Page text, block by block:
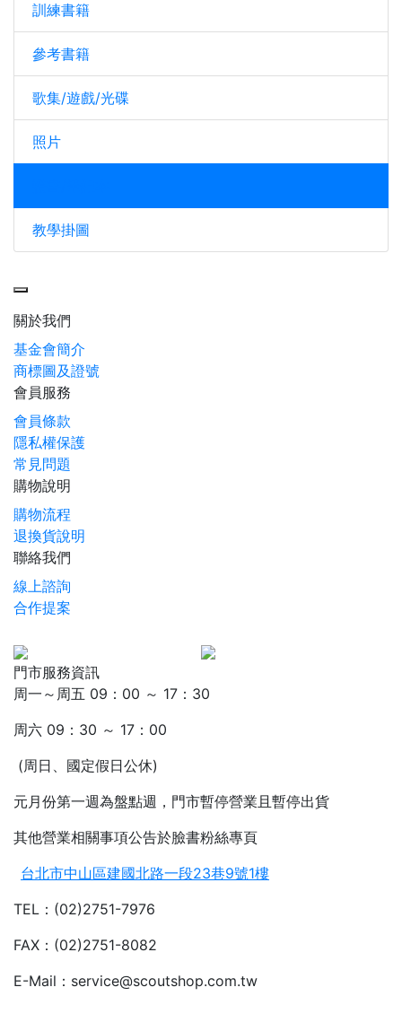
訓練書籍
參考書籍
歌集/遊戲/光碟
照片
教學掛圖
關於我們
基金會簡介
商標圖及證號
會員服務
會員條款
隱私權保護
常見問題
購物說明
購物流程
退換貨說明
聯絡我們
線上諮詢
合作提案
門市服務資訊
周一～周五 09：00 ～ 17：30
周六 09：30 ～ 17：00
(周日、國定假日公休)
元月份第一週為盤點週，門市暫停營業且暫停出貨
其他營業相關事項公告於臉書粉絲專頁
台北市中山區建國北路一段23巷9號1樓
TEL：(02)2751-7976
FAX：(02)2751-8082
E-Mail：service@scoutshop.com.tw